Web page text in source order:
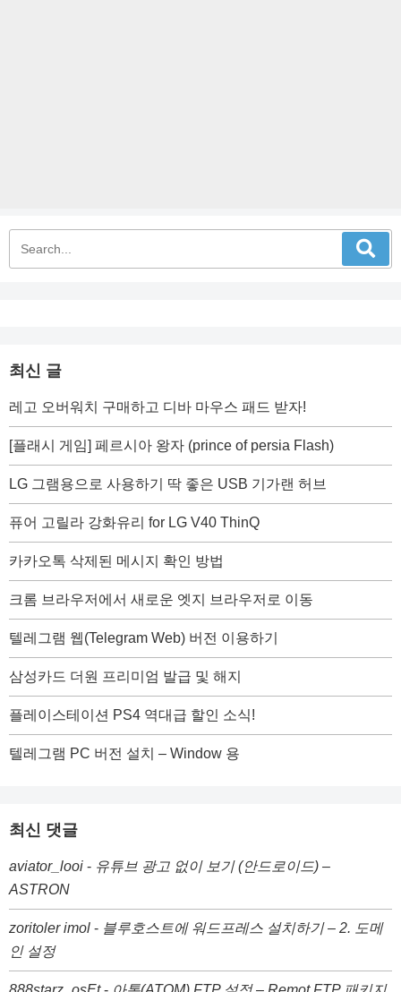
최신 글
레고 오버워치 구매하고 디바 마우스 패드 받자!
[플래시 게임] 페르시아 왕자 (prince of persia Flash)
LG 그램용으로 사용하기 딱 좋은 USB 기가랜 허브
퓨어 고릴라 강화유리 for LG V40 ThinQ
카카오톡 삭제된 메시지 확인 방법
크롬 브라우저에서 새로운 엣지 브라우저로 이동
텔레그램 웹(Telegram Web) 버전 이용하기
삼성카드 더원 프리미엄 발급 및 해지
플레이스테이션 PS4 역대급 할인 소식!
텔레그램 PC 버전 설치 – Window 용
최신 댓글
aviator_looi - 유튜브 광고 없이 보기 (안드로이드) –
ASTRON
zoritoler imol - 블루호스트에 워드프레스 설치하기 – 2. 도메
인 설정